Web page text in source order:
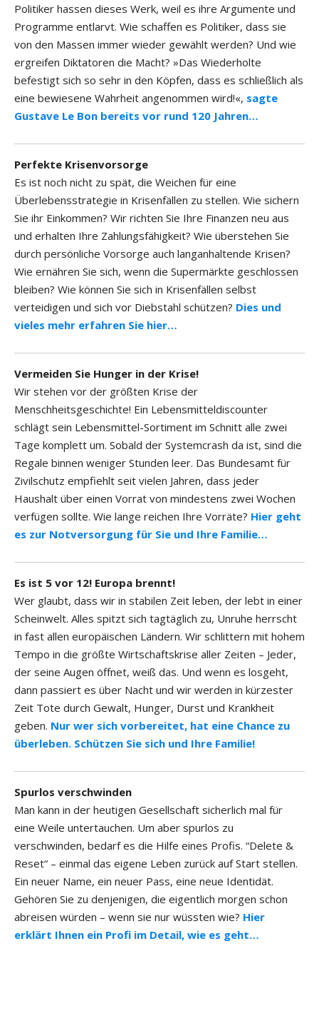
Politiker hassen dieses Werk, weil es ihre Argumente und
Programme entlarvt. Wie schaffen es Politiker, dass sie
von den Massen immer wieder gewählt werden? Und wie
ergreifen Diktatoren die Macht? »Das Wiederholte
befestigt sich so sehr in den Köpfen, dass es schließlich als
eine bewiesene Wahrheit angenommen wird!«, sagte
Gustave Le Bon bereits vor rund 120 Jahren…
Perfekte Krisenvorsorge
Es ist noch nicht zu spät, die Weichen für eine
Überlebensstrategie in Krisenfällen zu stellen. Wie sichern
Sie ihr Einkommen? Wir richten Sie Ihre Finanzen neu aus
und erhalten Ihre Zahlungsfähigkeit? Wie überstehen Sie
durch persönliche Vorsorge auch langanhaltende Krisen?
Wie ernähren Sie sich, wenn die Supermärkte geschlossen
bleiben? Wie können Sie sich in Krisenfällen selbst
verteidigen und sich vor Diebstahl schützen? Dies und
vieles mehr erfahren Sie hier…
Vermeiden Sie Hunger in der Krise!
Wir stehen vor der größten Krise der
Menschheitsgeschichte! Ein Lebensmitteldiscounter
schlägt sein Lebensmittel-Sortiment im Schnitt alle zwei
Tage komplett um. Sobald der Systemcrash da ist, sind die
Regale binnen weniger Stunden leer. Das Bundesamt für
Zivilschutz empfiehlt seit vielen Jahren, dass jeder
Haushalt über einen Vorrat von mindestens zwei Wochen
verfügen sollte. Wie lange reichen Ihre Vorräte? Hier geht
es zur Notversorgung für Sie und Ihre Familie…
Es ist 5 vor 12! Europa brennt!
Wer glaubt, dass wir in stabilen Zeit leben, der lebt in einer
Scheinwelt. Alles spitzt sich tagtäglich zu, Unruhe herrscht
in fast allen europäischen Ländern. Wir schlittern mit hohem
Tempo in die größte Wirtschaftskrise aller Zeiten – Jeder,
der seine Augen öffnet, weiß das. Und wenn es losgeht,
dann passiert es über Nacht und wir werden in kürzester
Zeit Tote durch Gewalt, Hunger, Durst und Krankheit
geben. Nur wer sich vorbereitet, hat eine Chance zu
überleben. Schützen Sie sich und Ihre Familie!
Spurlos verschwinden
Man kann in der heutigen Gesellschaft sicherlich mal für
eine Weile untertauchen. Um aber spurlos zu
verschwinden, bedarf es die Hilfe eines Profis. “Delete &
Reset“ – einmal das eigene Leben zurück auf Start stellen.
Ein neuer Name, ein neuer Pass, eine neue Identidät.
Gehören Sie zu denjenigen, die eigentlich morgen schon
abreisen würden – wenn sie nur wüssten wie? Hier
erklärt Ihnen ein Profi im Detail, wie es geht…